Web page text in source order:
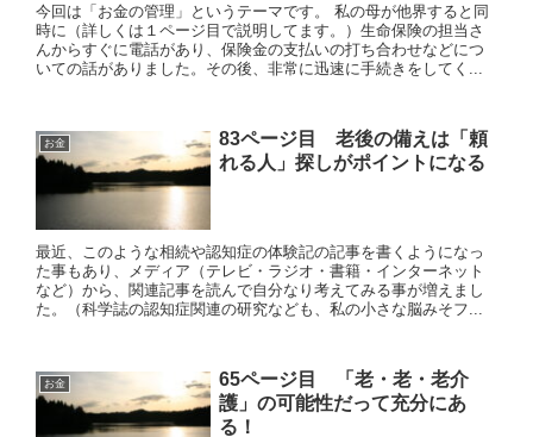
今回は「お金の管理」というテーマです。 私の母が他界すると同
時に（詳しくは１ページ目で説明してます。）生命保険の担当さ
んからすぐに電話があり、保険金の支払いの打ち合わせなどにつ
いての話がありました。その後、非常に迅速に手続きをしてく...
お金
83ページ目 老後の備えは「頼
れる人」探しがポイントになる
最近、このような相続や認知症の体験記の記事を書くようになっ
た事もあり、メディア（テレビ・ラジオ・書籍・インターネット
など）から、関連記事を読んで自分なり考えてみる事が増えまし
た。（科学誌の認知症関連の研究なども、私の小さな脳みそフ...
お金
65ページ目 「老・老・老介
護」の可能性だって充分にあ
る！